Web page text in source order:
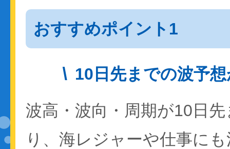
おすすめポイント1
10日先までの波予
波高・波向・周期が10日
り、海レジャーや仕事に